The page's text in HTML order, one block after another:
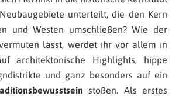
unterteilt, die den Kern
und Westen umschließen? Wie der
lässt, werdet ihr vor allem in
architektonische Highlights, hippe
und ganz besonders auf ein
stoßen. Als erstes